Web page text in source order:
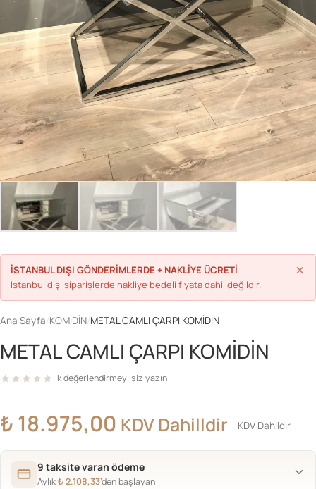
Parolanızı mı unuttunuz?
Hesap Oluştur
İSTANBUL DIŞI GÖNDERİMLERDE + NAKLİYE ÜCRETİ
İstanbul dışı siparişlerde nakliye bedeli fiyata dahil değildir.
×
Ana Sayfa KOMİDİN METAL CAMLI ÇARPI KOMİDİN
METAL CAMLI ÇARPI KOMİDİN
İlk değerlendirmeyi siz yazın
₺18.975,00 KDV Dahilldir KDV Dahildir
9 taksite varan ödeme
Aylık₺2.108,33’den başlayan